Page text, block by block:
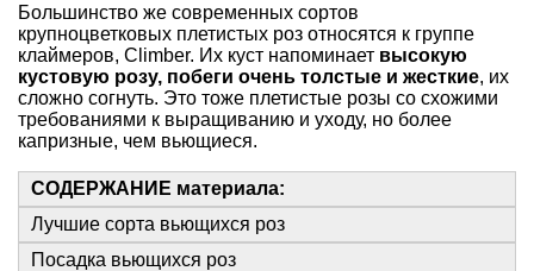
Большинство же современных сортов
крупноцветковых плетистых роз относятся к группе
клаймеров, Climber. Их куст напоминает высокую
кустовую розу, побеги очень толстые и жесткие, их
сложно согнуть. Это тоже плетистые розы со схожими
требованиями к выращиванию и уходу, но более
капризные, чем вьющиеся.
СОДЕРЖАНИЕ материала:
Лучшие сорта вьющихся роз
Посадка вьющихся роз